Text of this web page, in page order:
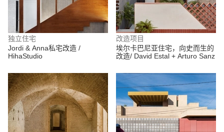
独立住宅
Jordi & Anna私宅改造 /
HihaStudio
改造项目
埃尔卡巴尼亚住宅，向史而生的
改造/ David Estal + Arturo Sanz